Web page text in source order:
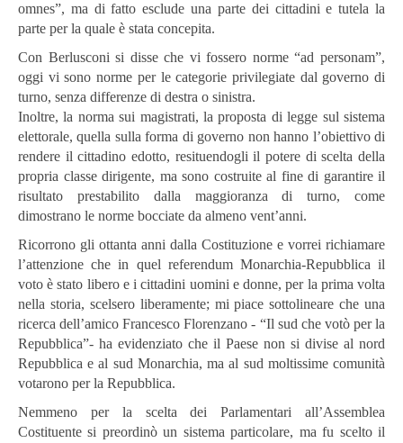
omnes”, ma di fatto esclude una parte dei cittadini e tutela la
parte per la quale è stata concepita.
Con Berlusconi si disse che vi fossero norme “ad personam”,
oggi vi sono norme per le categorie privilegiate dal governo di
turno, senza differenze di destra o sinistra.
Inoltre, la norma sui magistrati, la proposta di legge sul sistema
elettorale, quella sulla forma di governo non hanno l’obiettivo di
rendere il cittadino edotto, resituendogli il potere di scelta della
propria classe dirigente, ma sono costruite al fine di garantire il
risultato prestabilito dalla maggioranza di turno, come
dimostrano le norme bocciate da almeno vent’anni.
Ricorrono gli ottanta anni dalla Costituzione e vorrei richiamare
l’attenzione che in quel referendum Monarchia-Repubblica il
voto è stato libero e i cittadini uomini e donne, per la prima volta
nella storia, scelsero liberamente; mi piace sottolineare che una
ricerca dell’amico Francesco Florenzano - “Il sud che votò per la
Repubblica”- ha evidenziato che il Paese non si divise al nord
Repubblica e al sud Monarchia, ma al sud moltissime comunità
votarono per la Repubblica.
Nemmeno per la scelta dei Parlamentari all’Assemblea
Costituente si preordinò un sistema particolare, ma fu scelto il